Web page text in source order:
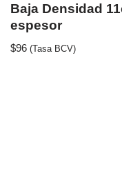
Baja Densidad
espesor
$96 (Tasa BCV)